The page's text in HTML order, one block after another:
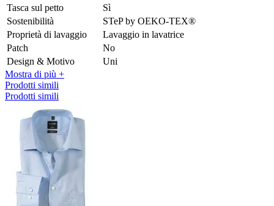
Tasca sul petto
Sì
Sostenibilità
STeP by OEKO-TEX®
Proprietà di lavaggio
Lavaggio in lavatrice
Patch
No
Design & Motivo
Uni
Mostra di più +
Prodotti simili
Prodotti simili